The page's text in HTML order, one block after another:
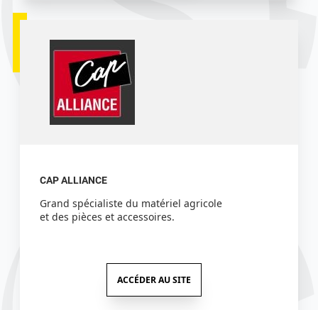
CAP ALLIANCE
Grand spécialiste du matériel agricole
et des pièces et accessoires.
ACCÉDER AU SITE